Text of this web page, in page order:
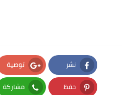
نشر
Facebook
توصية
Google Plus
حفظ مشاركة